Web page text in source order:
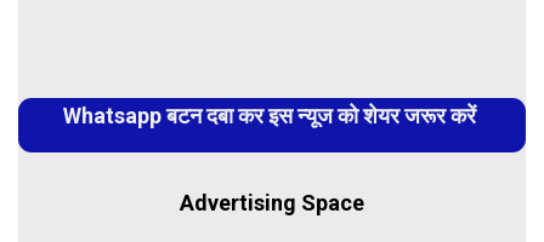
Reading
Whatsapp बटन दबा कर इस न्यूज को शेयर जरूर करें
Advertising Space